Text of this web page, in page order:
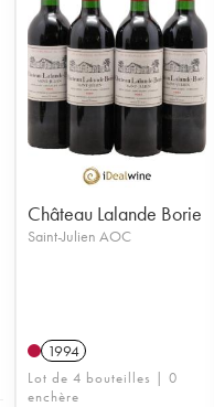
Château Lalande Borie
Saint-Julien AOC
1994
Lot de 4 bouteilles | 0
enchère